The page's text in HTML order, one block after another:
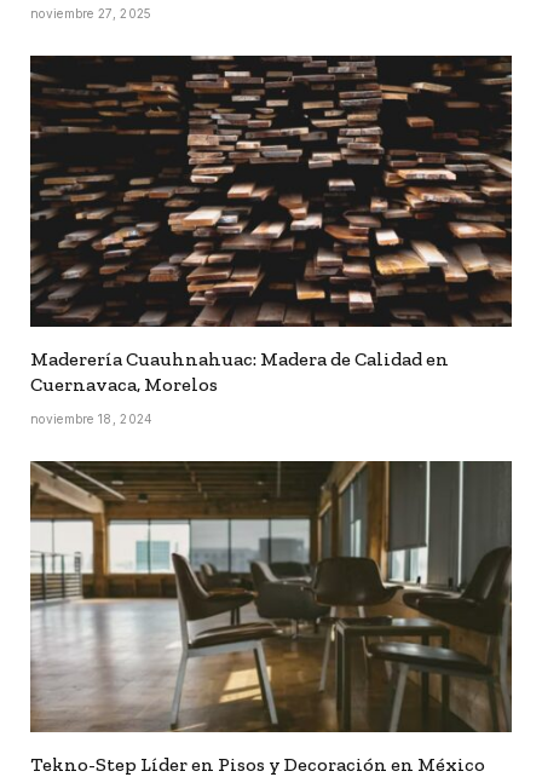
noviembre 27, 2025
Maderería Cuauhnahuac: Madera de Calidad en
Cuernavaca, Morelos
noviembre 18, 2024
Tekno-Step Líder en Pisos y Decoración en México